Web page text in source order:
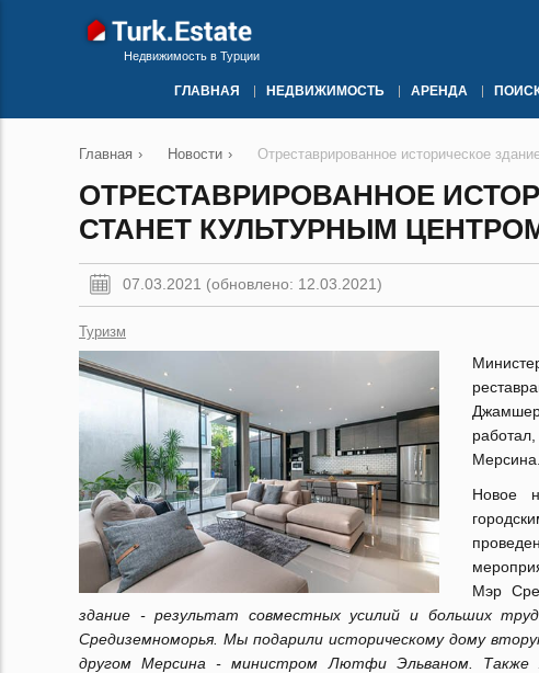
Недвижимость в Турции
ГЛАВНАЯ НЕДВИЖИМОСТЬ АРЕНДА
Главная › Новости › Отреставрированное историческое
ОТРЕСТАВРИРОВАННОЕ
СТАНЕТ КУЛЬТУРНЫМ
07.03.2021 (обновлено: 12.03.2021)
Туризм
Мерсина.
Новое
Мэр
здание - результат совместных усилий и больших
Средиземноморья. Мы подарили историческому дому
другом Мерсина - министром Лютфи Эльваном. Также